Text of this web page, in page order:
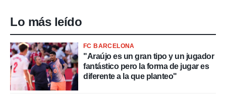
Lo más leído
FC BARCELONA
"Araújo es un gran tipo y un jugador
fantástico pero la forma de jugar es
diferente a la que planteo"